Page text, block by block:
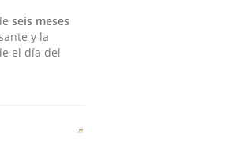
seis meses
y la
el día del